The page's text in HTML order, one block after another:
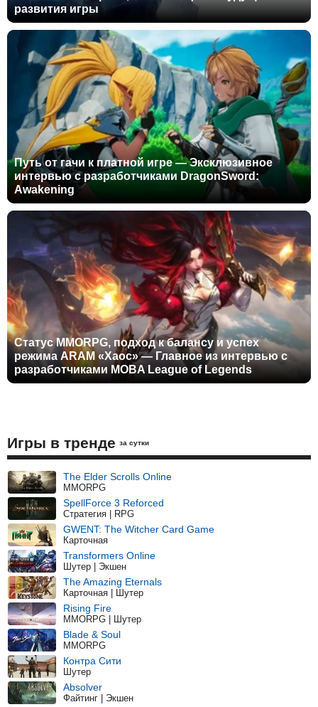
развития игры
Путь от гачи к платной игре — Эксклюзивное
интервью с разработчиками DragonSword:
Awakening
Статус MMORPG, подход к балансу и успех
режима ARAM «Хаос» — Главное из интервью с
разработчиками MOBA League of Legends
Игры в тренде за сутки
The Elder Scrolls Online
MMORPG
SpellForce 3 Reforced
Стратегия | RPG
GWENT: The Witcher Card Game
Карточная
Transformers Online
Шутер | Экшен
The Amazing Eternals
Карточная | Шутер
Rising Fire
MMORPG | Шутер
Blade & Soul
MMORPG
Контра Сити
Шутер
Absolver
Файтинг | Экшен